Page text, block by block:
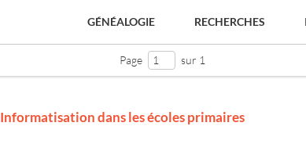
GÉNÉALOGIE RECHERCHES
Page sur 1
Informatisation dans les écoles primaires